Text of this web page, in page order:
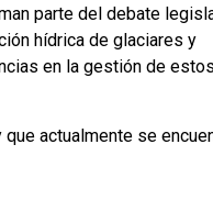
parte del debate
hídrica de glaciares y
en la gestión de estos
actualmente se